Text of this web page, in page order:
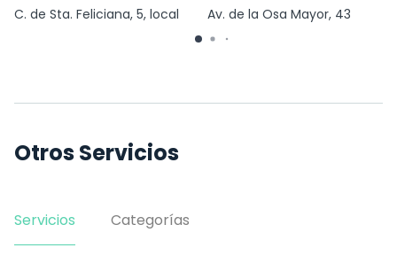
C. de Sta. Feliciana, 5, local Av. de la Osa Mayor, 43
Otros Servicios
Servicios Categorías